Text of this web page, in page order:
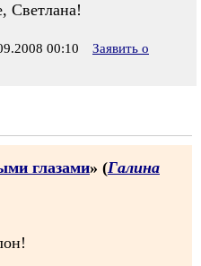
Светлана!
00:10
Заявить о
глазами» (Галина